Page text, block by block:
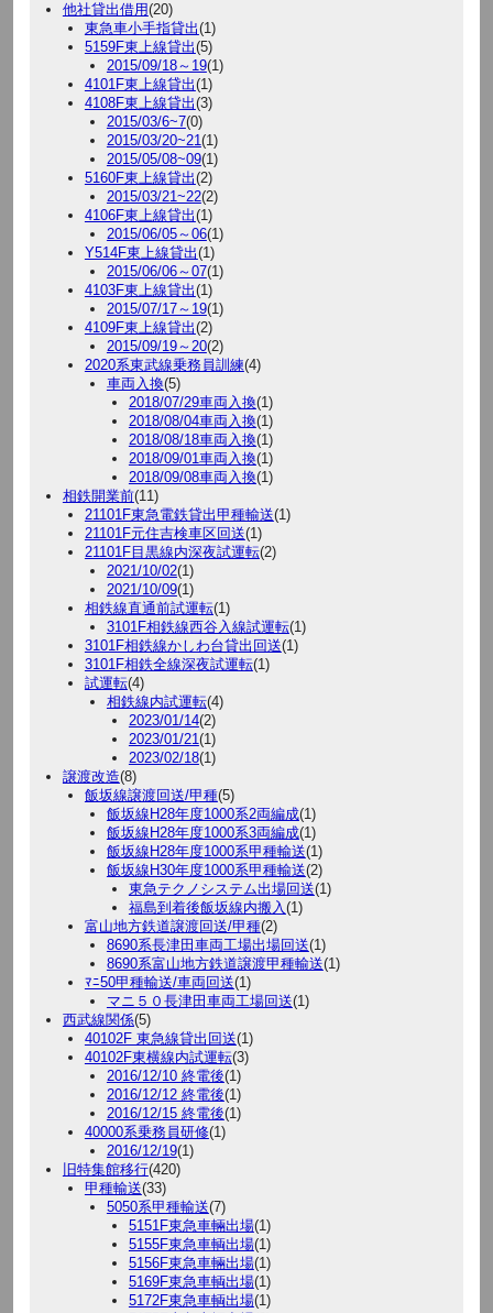
他社貸出借用(20)
東急車小手指貸出(1)
5159F東上線貸出(5)
2015/09/18～19(1)
4101F東上線貸出(1)
4108F東上線貸出(3)
2015/03/6~7(0)
2015/03/20~21(1)
2015/05/08~09(1)
5160F東上線貸出(2)
2015/03/21~22(2)
4106F東上線貸出(1)
2015/06/05～06(1)
Y514F東上線貸出(1)
2015/06/06～07(1)
4103F東上線貸出(1)
2015/07/17～19(1)
4109F東上線貸出(2)
2015/09/19～20(2)
2020系東武線乗務員訓練(4)
車両入換(5)
2018/07/29車両入換(1)
2018/08/04車両入換(1)
2018/08/18車両入換(1)
2018/09/01車両入換(1)
2018/09/08車両入換(1)
相鉄開業前(11)
21101F東急電鉄貸出甲種輸送(1)
21101F元住吉検車区回送(1)
21101F目黒線内深夜試運転(2)
2021/10/02(1)
2021/10/09(1)
相鉄線直通前試運転(1)
3101F相鉄線西谷入線試運転(1)
3101F相鉄線かしわ台貸出回送(1)
3101F相鉄全線深夜試運転(1)
試運転(4)
相鉄線内試運転(4)
2023/01/14(2)
2023/01/21(1)
2023/02/18(1)
譲渡改造(8)
飯坂線譲渡回送/甲種(5)
飯坂線H28年度1000系2両編成(1)
飯坂線H28年度1000系3両編成(1)
飯坂線H28年度1000系甲種輸送(1)
飯坂線H30年度1000系甲種輸送(2)
東急テクノシステム出場回送(1)
福島到着後飯坂線内搬入 (1)
富山地方鉄道譲渡回送/甲種(2)
8690系長津田車両工場出場回送(1)
8690系富山地方鉄道譲渡甲種輸送(1)
ﾏﾆ50甲種輸送/車両回送(1)
マニ５０長津田車両工場回送(1)
西武線関係(5)
40102F 東急線貸出回送(1)
40102F東横線内試運転(3)
2016/12/10 終電後(1)
2016/12/12 終電後(1)
2016/12/15 終電後(1)
40000系乗務員研修(1)
2016/12/19(1)
旧特集館移行(420)
甲種輸送(33)
5050系甲種輸送(7)
5151F東急車輛出場(1)
5155F東急車輌出場(1)
5156F東急車輛出場(1)
5169F東急車輌出場(1)
5172F東急車輌出場(1)